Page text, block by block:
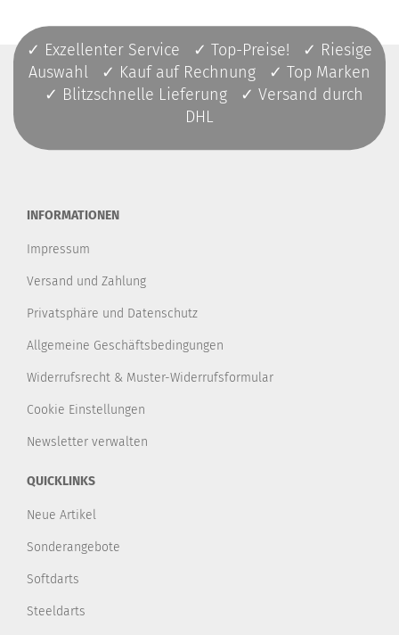
✓ Exzellenter Service ✓ Top-Preise! ✓ Riesige
Auswahl ✓ Kauf auf Rechnung ✓ Top Marken
✓ Blitzschnelle Lieferung ✓ Versand durch
DHL
INFORMATIONEN
Impressum
Versand und Zahlung
Privatsphäre und Datenschutz
Allgemeine Geschäftsbedingungen
Widerrufsrecht & Muster-Widerrufsformular
Cookie Einstellungen
Newsletter verwalten
QUICKLINKS
Neue Artikel
Sonderangebote
Softdarts
Steeldarts